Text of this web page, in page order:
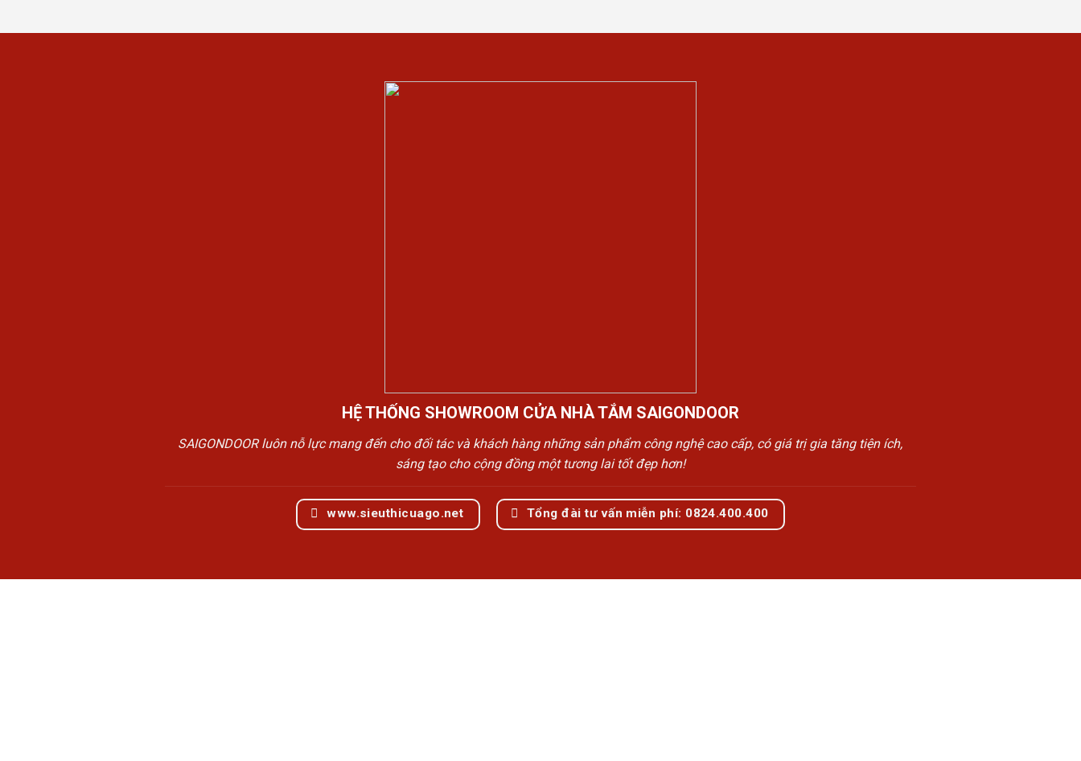
HỆ THỐNG SHOWROOM CỬA NHÀ TẮM SAIGONDOOR
SAIGONDOOR luôn nỗ lực mang đến cho đối tác và khách hàng những sản phẩm công nghệ cao cấp, có giá trị gia tăng tiện ích,
sáng tạo cho cộng đồng một tương lai tốt đẹp hơn!
www.sieuthicuago.net Tổng đài tư vấn miễn phí: 0824.400.400